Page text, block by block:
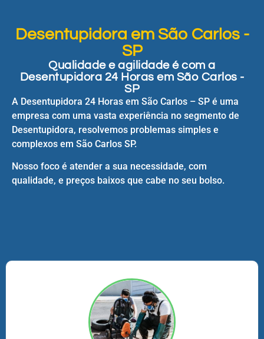
Desentupidora em São Carlos -
SP
Qualidade e agilidade é com a
Desentupidora 24 Horas em São Carlos -
SP
A Desentupidora 24 Horas em São Carlos – SP é uma
empresa com uma vasta experiência no segmento de
Desentupidora, resolvemos problemas simples e
complexos em São Carlos SP.
Nosso foco é atender a sua necessidade, com
qualidade, e preços baixos que cabe no seu bolso.